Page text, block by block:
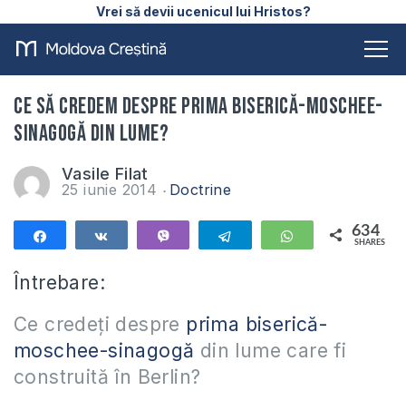
Vrei să devii ucenicul lui Hristos?
Ce să credem despre prima biserică-moschee-
sinagogă din lume?
Vasile Filat
25 iunie 2014 Doctrine
Telegram WhatsApp
634
SHARES
Întrebare:
Ce credeți despre prima biserică-
moschee-sinagogă din lume care fi
construită în Berlin?